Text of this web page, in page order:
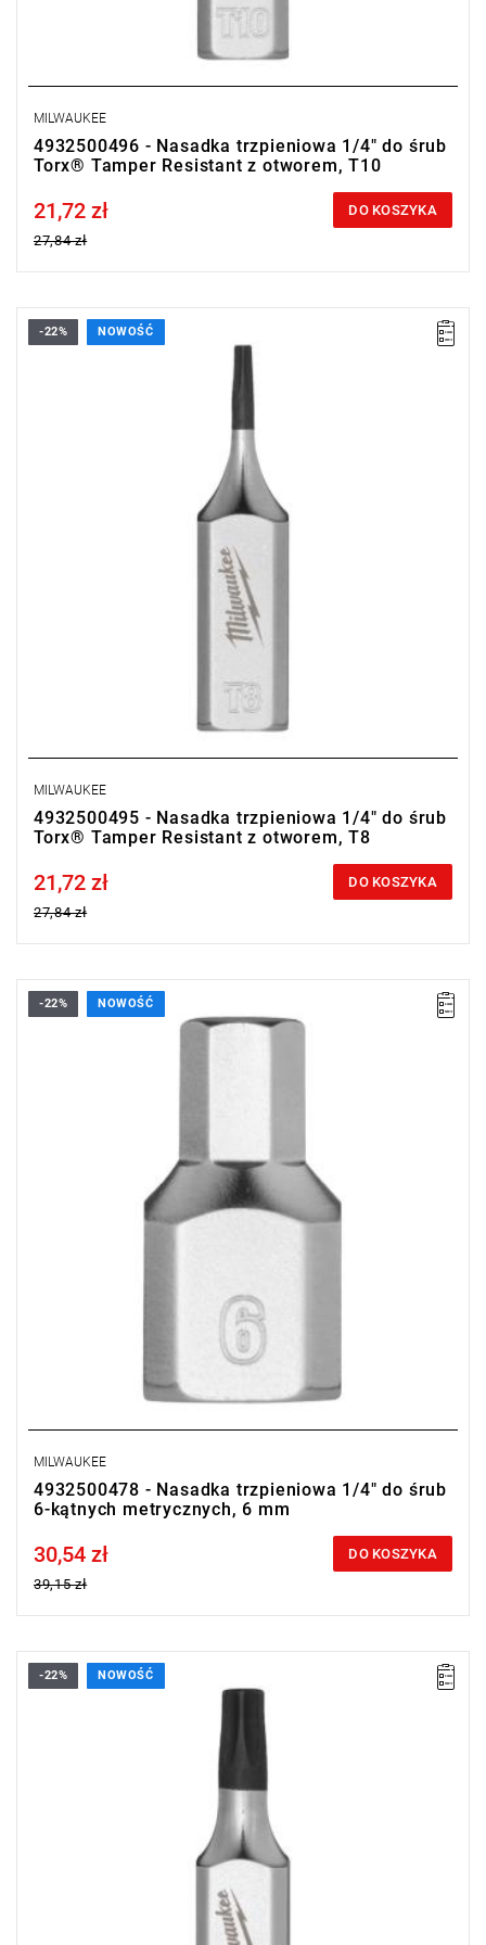
MILWAUKEE
4932500496 - Nasadka trzpieniowa 1/4" do śrub
Torx® Tamper Resistant z otworem, T10
Price tax included
21,72 zł
27,84 zł
DO KOSZYKA
-22% NOWOŚĆ
MILWAUKEE
4932500495 - Nasadka trzpieniowa 1/4" do śrub
Torx® Tamper Resistant z otworem, T8
Price tax included
21,72 zł
27,84 zł
DO KOSZYKA
-22% NOWOŚĆ
MILWAUKEE
4932500478 - Nasadka trzpieniowa 1/4" do śrub
6-kątnych metrycznych, 6 mm
Price tax included
30,54 zł
39,15 zł
DO KOSZYKA
-22% NOWOŚĆ